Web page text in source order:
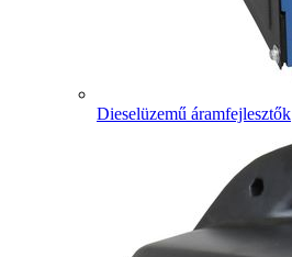
Dieselüzemű áramfejlesztők